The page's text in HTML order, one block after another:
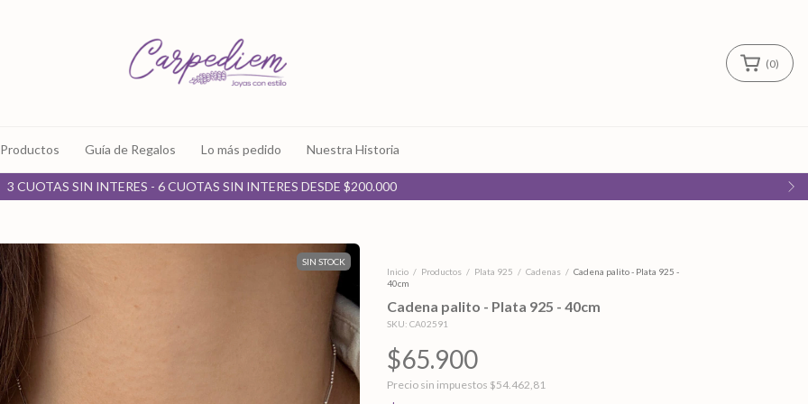
3 CUOTAS SIN INTERES - 6 CUOTAS SIN INTERES DESDE $200.000
(0)
Productos Guía de Regalos Lo más pedido Nuestra Historia
SIN STOCK
Inicio / Productos / Plata 925 / Cadenas / Cadena palito - Plata 925 -
40cm
Cadena palito - Plata 925 - 40cm
SKU: CA02591
$65.900
Precio sin impuestos $54.462,81